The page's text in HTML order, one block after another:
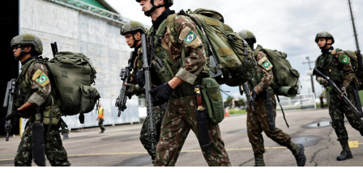
Este 7 de agosto, una vez más, la parroquia ubicada en
calle Moreno al 6700 seá epicentro de cientos de fieles
para acompañar al santo y renovar una tradición que
atraviesa generaciones.